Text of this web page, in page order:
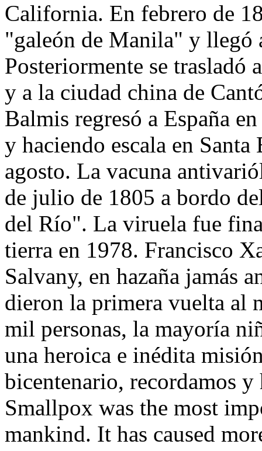
California. En febrero de
"galeón de Manila" y llegó
Posteriormente se trasladó
y a la ciudad china de
Balmis regresó a España
y haciendo escala en
agosto. La vacuna
de julio de 1805 a bordo
del Río". La viruela fue
tierra en 1978. Francisco
Salvany, en hazaña jamás
dieron la primera vuelta al
mil personas, la mayoría
una heroica e inédita
bicentenario, recordamos
Smallpox was the most
mankind. It has caused